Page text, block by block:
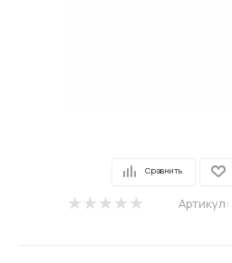
Сравнить
Артикул: